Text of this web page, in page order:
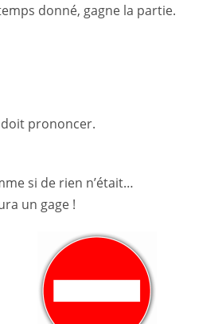
donné, gagne la partie.
prononcer.
si de rien n’était…
un gage !